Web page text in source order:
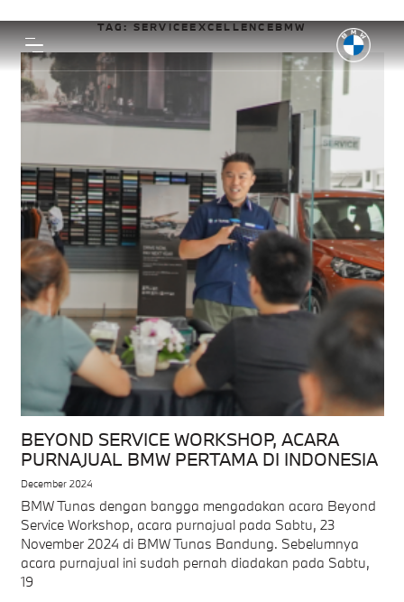
TAG:SERVICEEXCELLENCEBMW
BEYOND SERVICE WORKSHOP, ACARA
PURNAJUAL BMW PERTAMA DI INDONESIA
December 2024
BMW Tunas dengan bangga mengadakan acara Beyond
Service Workshop, acara purnajual pada Sabtu, 23
November 2024 di BMW Tunas Bandung. Sebelumnya
acara purnajual ini sudah pernah diadakan pada Sabtu,
19